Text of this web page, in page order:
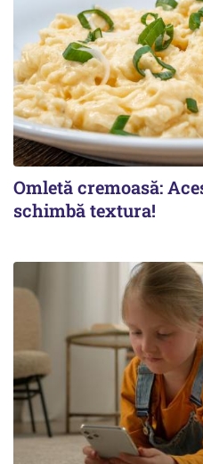
Omletă cremoasă:
schimbă textura!